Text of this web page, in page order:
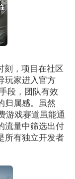
，项目在社区
玩家进入官方
段，团队有效
归属感。虽然
游戏赛道虽能通
流量中筛选出付
所有独立开发者